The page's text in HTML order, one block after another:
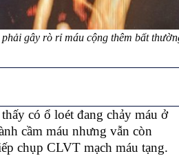
gây rò rỉ máu cộng thêm bất
có ổ loét đang chảy máu ở
cầm máu nhưng vẫn còn
chụp CLVT mạch máu tạng.